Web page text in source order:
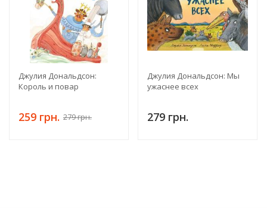
Джулия Дональдсон:
Король и повар
259 грн. 279 грн.
Джулия Дональдсон: Мы
ужаснее всех
279 грн.